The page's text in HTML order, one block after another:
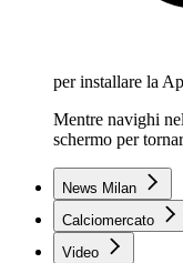
per installare la
Mentre navighi
schermo per
News Milan
Calciomercato
Video